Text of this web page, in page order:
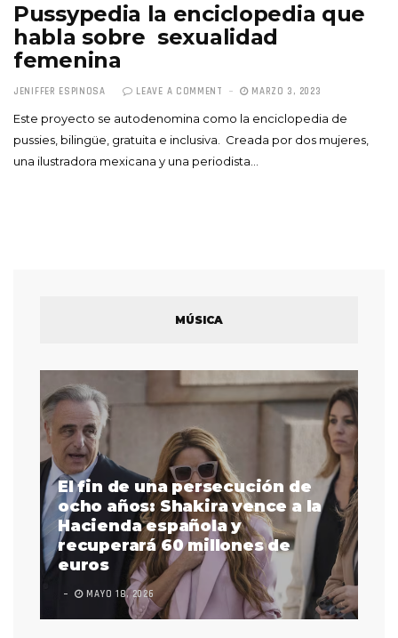
Pussypedia la enciclopedia que
habla sobre sexualidad
femenina
JENIFFER ESPINOSA LEAVE A COMMENT MARZO 3, 2023
Este proyecto se autodenomina como la enciclopedia de
pussies, bilingüe, gratuita e inclusiva. Creada por dos mujeres,
una ilustradora mexicana y una periodista…
MÚSICA
El fin de una persecución de
ocho años: Shakira vence a la
Hacienda española y
recuperará 60 millones de
euros
MAYO 18, 2026